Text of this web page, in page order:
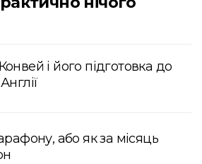
і його підготовка до
або як за місяць